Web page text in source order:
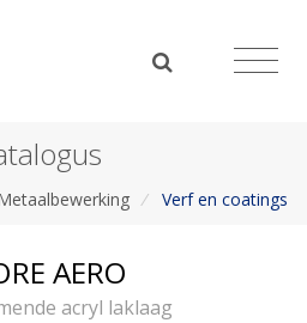
/ Verf en coatings
AERO
acryl laklaag